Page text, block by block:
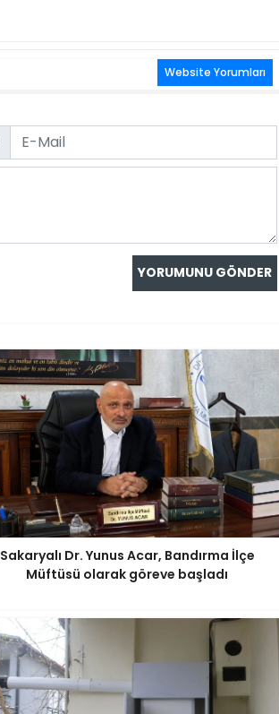
Website Yorumları
Sakaryalı Dr. Yunus Acar, Bandırma İlçe
Müftüsü olarak göreve başladı